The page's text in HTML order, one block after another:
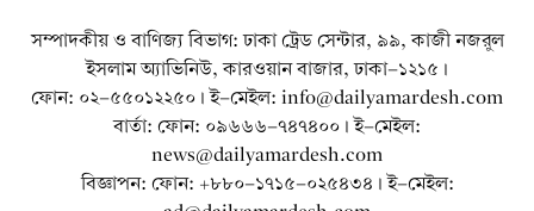
সম্পাদকীয় ও বাণিজ্য বিভাগ: ঢাকা ট্রেড সেন্টার, ৯৯, কাজী নজরুল
ইসলাম অ্যাভিনিউ, কারওয়ান বাজার, ঢাকা-১২১৫।
ফোন: ০২-৫৫০১২২৫০। ই-মেইল: info@dailyamardesh.com
বার্তা: ফোন: ০৯৬৬৬-৭৪৭৪০০। ই-মেইল:
news@dailyamardesh.com
বিজ্ঞাপন: ফোন: +৮৮০-১৭১৫-০২৫৪৩৪ । ই-মেইল: